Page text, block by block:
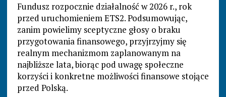
Fundusz rozpocznie działalność w 2026 r., rok
przed uruchomieniem ETS2. Podsumowując,
zanim powielimy sceptyczne głosy o braku
przygotowania finansowego, przyjrzyjmy się
realnym mechanizmom zaplanowanym na
najbliższe lata, biorąc pod uwagę społeczne
korzyści i konkretne możliwości finansowe stojące
przed Polską.